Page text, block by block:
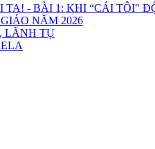
- BÀI 1: KHI “CÁI TÔI"
NĂM 2026
LÃNH TỤ